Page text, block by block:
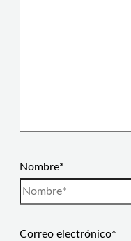
Nombre*
Correo electrónico*